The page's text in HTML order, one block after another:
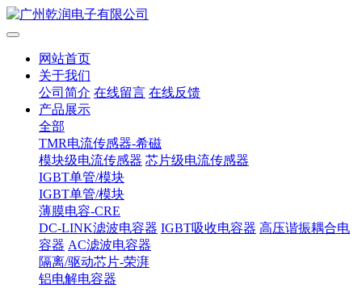
网站首页
关于我们
公司简介 在线留言 在线反馈
产品展示
全部
TMR电流传感器-希磁
模块级电流传感器 芯片级电流传感器
IGBT单管/模块
IGBT单管/模块
薄膜电容-CRE
DC-LINK滤波电容器 IGBT吸收电容器 高压谐振耦合电
容器 AC滤波电容器
隔离/驱动芯片-荣湃
铝电解电容器